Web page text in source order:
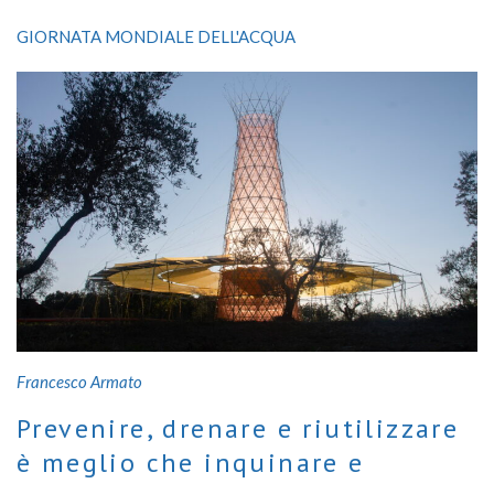
Occorre lavorare a un inedito progetto di naturalizzazione che
coinvolga scienziati della terra, biologi, ecolog
GIORNATA MONDIALE DELL'ACQUA
Francesco Armato
Prevenire, drenare e riutilizzare
è meglio che inquinare e